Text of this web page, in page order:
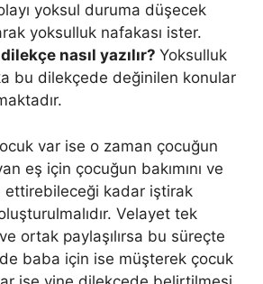
yoksul duruma düşecek
yoksulluk nafakası ister.
nasıl yazılır? Yoksulluk
bu dilekçede değinilen konular
var ise o zaman çocuğun
eş için çocuğun bakımını ve
ettirebileceği kadar iştirak
Velayet tek
ortak paylaşılırsa bu süreçte
baba için ise müşterek çocuk